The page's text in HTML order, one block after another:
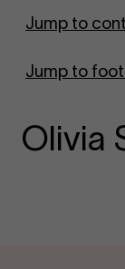
Jump to
Jump to
Go to homepage
Olivia